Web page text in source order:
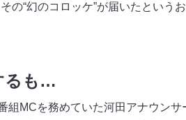
の“幻のコロッケ”が届いたという
るも…
組MCを務めていた河田アナウン